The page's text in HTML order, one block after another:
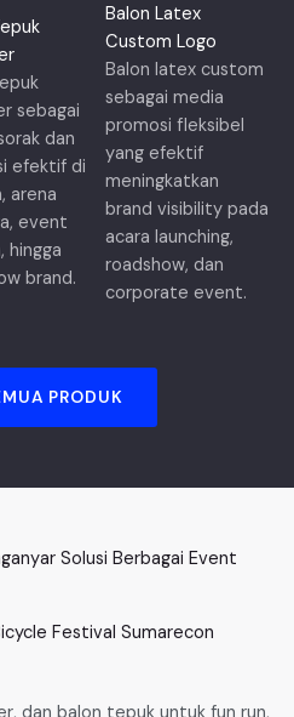
sebagai
dan
efektif di
arena
event
hingga
brand.
Balon Latex
Custom Logo
Balon latex custom
sebagai media
promosi fleksibel
yang efektif
meningkatkan
brand visibility pada
acara launching,
roadshow, dan
corporate event.
PRODUK
Solusi Berbagai Event